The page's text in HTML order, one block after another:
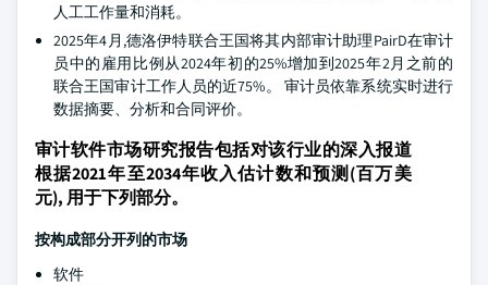
人工工作量和消耗。
2025年4月,德洛伊特联合王国将其内部审计助理PairD在审计
员中的雇用比例从2024年初的25%增加到2025年2月之前的
联合王国审计工作人员的近75%。 审计员依靠系统实时进行
数据摘要、分析和合同评价。
审计软件市场研究报告包括对该行业的深入报道
根据2021年至2034年收入估计数和预测(百万美
元), 用于下列部分。
按构成部分开列的市场
软件